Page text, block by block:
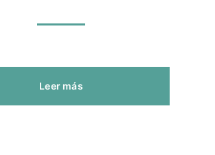
Leer más